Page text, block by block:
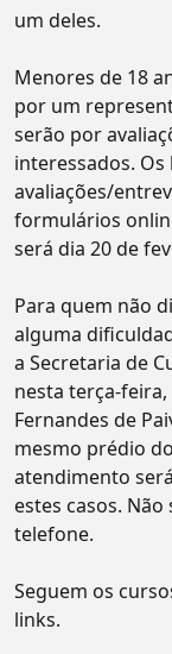
um deles.
Menores de 18
por um
serão por
interessados.
avaliações/
formulários
será dia 20 de
Para quem não
alguma
a Secretaria de
nesta terça-
Fernandes de
mesmo prédio
atendimento
estes casos.
telefone.
Seguem os
links.